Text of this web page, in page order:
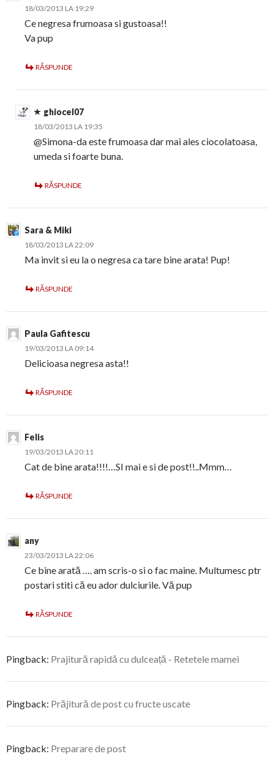
18/03/2013 LA 19:29
Ce negresa frumoasa si gustoasa!!
Va pup
RĂSPUNDE
ghiocel07
18/03/2013 LA 19:35
@Simona-da este frumoasa dar mai ales ciocolatoasa,
umeda si foarte buna.
RĂSPUNDE
Sara & Miki
18/03/2013 LA 22:09
Ma invit si eu la o negresa ca tare bine arata! Pup!
RĂSPUNDE
Paula Gafitescu
19/03/2013 LA 09:14
Delicioasa negresa asta!!
RĂSPUNDE
Felis
19/03/2013 LA 20:11
Cat de bine arata!!!!…SI mai e si de post!!..Mmm…
RĂSPUNDE
any
23/03/2013 LA 22:06
Ce bine arată …. am scris-o si o fac maine. Multumesc ptr
postari stiti că eu ador dulciurile. Vă pup
RĂSPUNDE
Pingback: Prajitură rapidă cu dulceață - Retetele mamei
Pingback: Prăjitură de post cu fructe uscate
Pingback: Preparare de post